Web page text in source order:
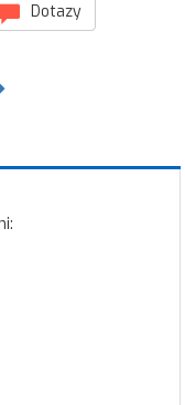
Dotazy